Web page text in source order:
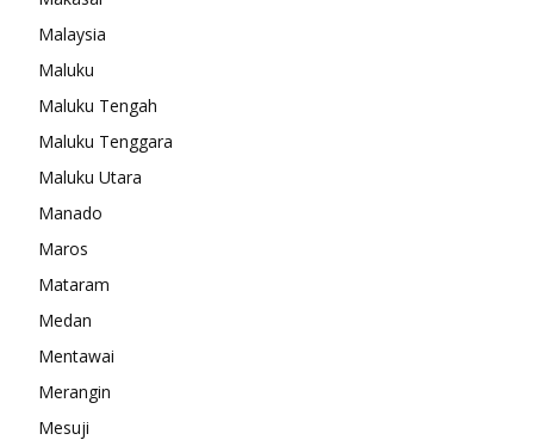
Malaysia
Maluku
Maluku Tengah
Maluku Tenggara
Maluku Utara
Manado
Maros
Mataram
Medan
Mentawai
Merangin
Mesuji